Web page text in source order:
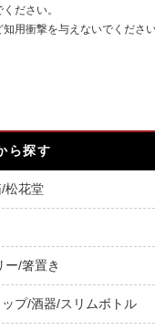
ださい。
用衝撃を与えないでください
ら探す
松花堂
ー/箸置き
プ/酒器/スリムボトル